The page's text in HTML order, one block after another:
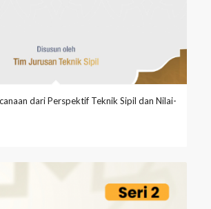
dari Perspektif Teknik Sipil dan Nilai-